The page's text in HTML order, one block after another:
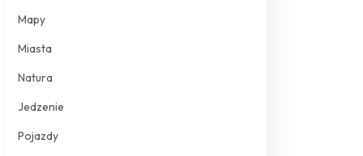
Mapy
Miasta
Natura
Jedzenie
Pojazdy